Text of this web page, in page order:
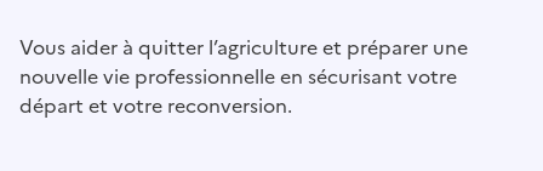
Vous aider à quitter l’agriculture et préparer une
nouvelle vie professionnelle en sécurisant votre
départ et votre reconversion.